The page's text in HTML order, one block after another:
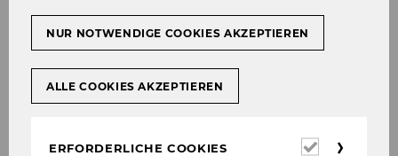
NUR NOTWENDIGE COOKIES AKZEPTIEREN
ALLE COOKIES AKZEPTIEREN
ERFORDERLICHE COOKIES